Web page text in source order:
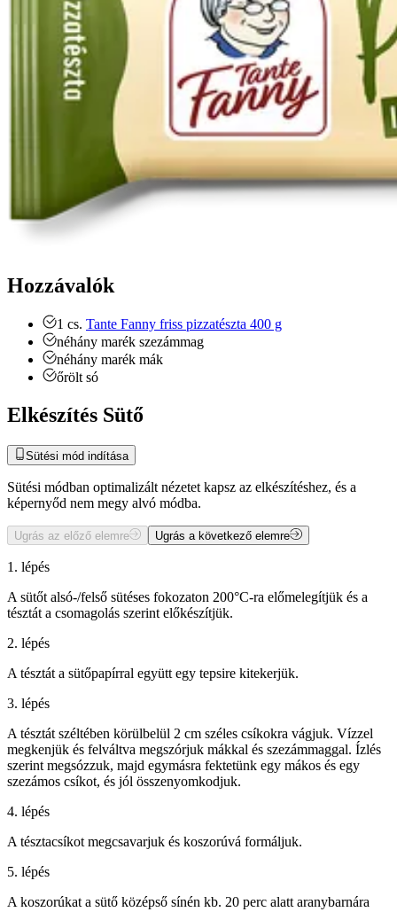
Hozzávalók
1 cs. Tante Fanny friss pizzatészta 400 g
néhány marék szezámmag
néhány marék mák
őrölt só
Elkészítés Sütő
Sütési mód indítása
Sütési módban optimalizált nézetet kapsz az elkészítéshez, és a
képernyőd nem megy alvó módba.
Ugrás az előző elemre Ugrás a következő elemre
1. lépés
A sütőt alsó-/felső sütéses fokozaton 200°C-ra előmelegítjük és a
tésztát a csomagolás szerint előkészítjük.
2. lépés
A tésztát a sütőpapírral együtt egy tepsire kitekerjük.
3. lépés
A tésztát széltében körülbelül 2 cm széles csíkokra vágjuk. Vízzel
megkenjük és felváltva megszórjuk mákkal és szezámmaggal. Ízlés
szerint megsózzuk, majd egymásra fektetünk egy mákos és egy
szezámos csíkot, és jól összenyomkodjuk.
4. lépés
A tésztacsíkot megcsavarjuk és koszorúvá formáljuk.
5. lépés
A koszorúkat a sütő középső sínén kb. 20 perc alatt aranybarnára